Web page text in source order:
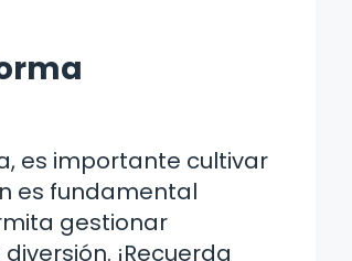
es importante cultivar
es fundamental
gestionar
¡Recuerda